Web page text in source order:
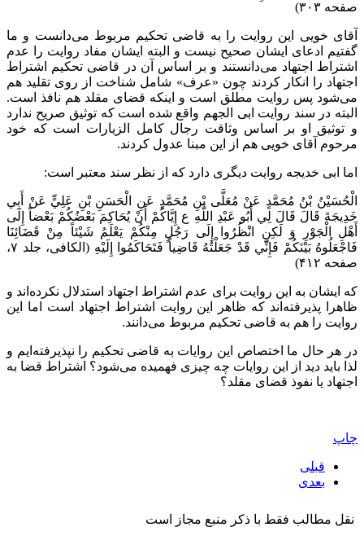
صفحه ۳۰۳)
آقای خویی این روایت را به قاضی تحکیم مربوط می‌دانست و ما
گفتیم ادعای ایشان صحیح نیست و البته ایشان مفاد روایت را عدم
اشتراط اجتهاد می‌دانستند و بر اساس آن در قاضی تحکیم اشتراط
اجتهاد را انکار کردند چون «عرف» شامل شناخت از روی تقلید هم
می‌شود پس روایت مطلق است و اینکه قضای مقلد هم نافذ است.
البته در سند روایت ابی الجهم واقع شده است که توثیق صریح ندارد
و توثیق او بر اساس وثاقت رجال کامل الزیارات است که خود
مرحوم آقای خویی هم از این مبنا عدول کردند.
اما ابی خدیجه روایت دیگری دارد که از نظر سند معتبر است:
الْحُسَيْنُ بْنُ مُحَمَّدٍ عَنْ مُعَلَّى بْنِ مُحَمَّدٍ عَنِ الْحَسَنِ بْنِ عَلِيٍّ عَنْ أَبِي
خَدِيجَةَ قَالَ قَالَ لِي أَبُو عَبْدِ اللَّهِ ع إِيَّاكُمْ أَنْ يُحَاكِمَ بَعْضُكُمْ بَعْضاً إِلَى
أَهْلِ الْجَوْرِ وَ لَكِنِ انْظُرُوا إِلَى رَجُلٍ مِنْكُمْ يَعْلَمُ شَيْئاً مِنْ قَضَائِنَا
فَاجْعَلُوهُ بَيْنَكُمْ فَإِنِّي قَدْ جَعَلْتُهُ قَاضِياً فَتَحَاكَمُوا إِلَيْهِ‌ (الکافی، جلد ۷،
صفحه ۴۱۲)
که ایشان به این روایت برای عدم اشتراط اجتهاد استدلال نکرده‌اند و
ظاهرا پذیرفته‌اند که ظاهر این روایت اشتراط اجتهاد است اما این
روایت را هم به قاضی تحکیم مربوط می‌دانند.
در هر حال ما اختصاص این روایات به قاضی تحکیم را نپذیرفته‌ایم و
لذا باید دید از این روایات چه چیزی فهمیده می‌شود؟ اشتراط قضا به
اجتهاد یا نفوذ قضای مقلد؟
چاپ
قبلی
بعدی
نقل مطالب فقط با ذکر منبع مجاز است